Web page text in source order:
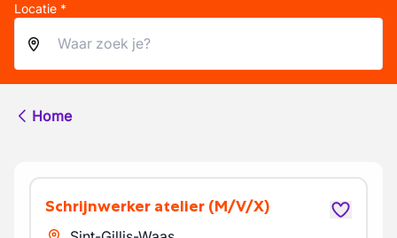
Locatie *
Home
Schrijnwerker atelier (M/V/X)